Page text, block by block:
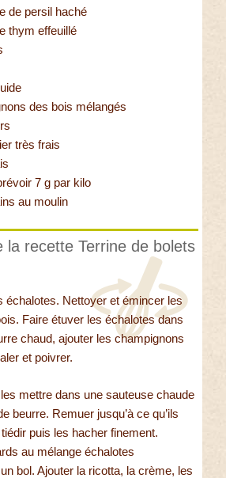
de persil haché
thym effeuillé
des bois mélangés
très frais
7 g par kilo
au moulin
la recette Terrine de bolets
échalotes. Nettoyer et émincer les
Faire étuver les échalotes dans
chaud, ajouter les champignons
et poivrer.
mettre dans une sauteuse chaude
beurre. Remuer jusqu’à ce qu’ils
puis les hacher finement.
au mélange échalotes
bol. Ajouter la ricotta, la crème, les